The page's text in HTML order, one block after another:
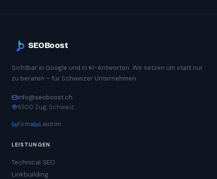
SEOBoost
Sichtbar in Google und in KI-Antworten. Wir setzen um statt nur
zu beraten – für Schweizer Unternehmen.
info@seoboost.ch
6300 Zug, Schweiz
Firma Leutrim
LEISTUNGEN
Technical SEO
Linkbuilding